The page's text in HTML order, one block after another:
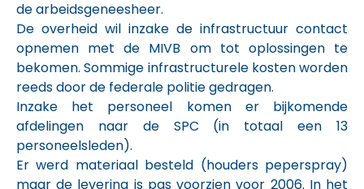
de arbeidsgeneesheer.
De overheid wil inzake de infrastructuur contact
opnemen met de MIVB om tot oplossingen te
bekomen. Sommige infrastructurele kosten worden
reeds door de federale politie gedragen.
Inzake het personeel komen er bijkomende
afdelingen naar de SPC (in totaal een 13
personeelsleden).
Er werd materiaal besteld (houders peperspray)
maar de levering is pas voorzien voor 2006. In het